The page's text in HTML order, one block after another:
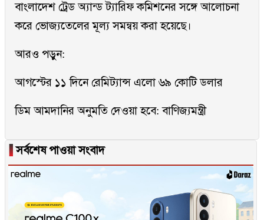
বাংলাদেশ ট্রেড অ্যান্ড ট্যারিফ কমিশনের সঙ্গে আলোচনা
করে ভোজ্যতেলের মূল্য সমন্বয় করা হয়েছে।
আরও পড়ুন:
আগস্টের ১১ দিনে রেমিট্যান্স এলো ৬৯ কোটি ডলার
ডিম আমদানির অনুমতি দেওয়া হবে: বাণিজ্যমন্ত্রী
▐সর্বশেষ পাওয়া সংবাদ